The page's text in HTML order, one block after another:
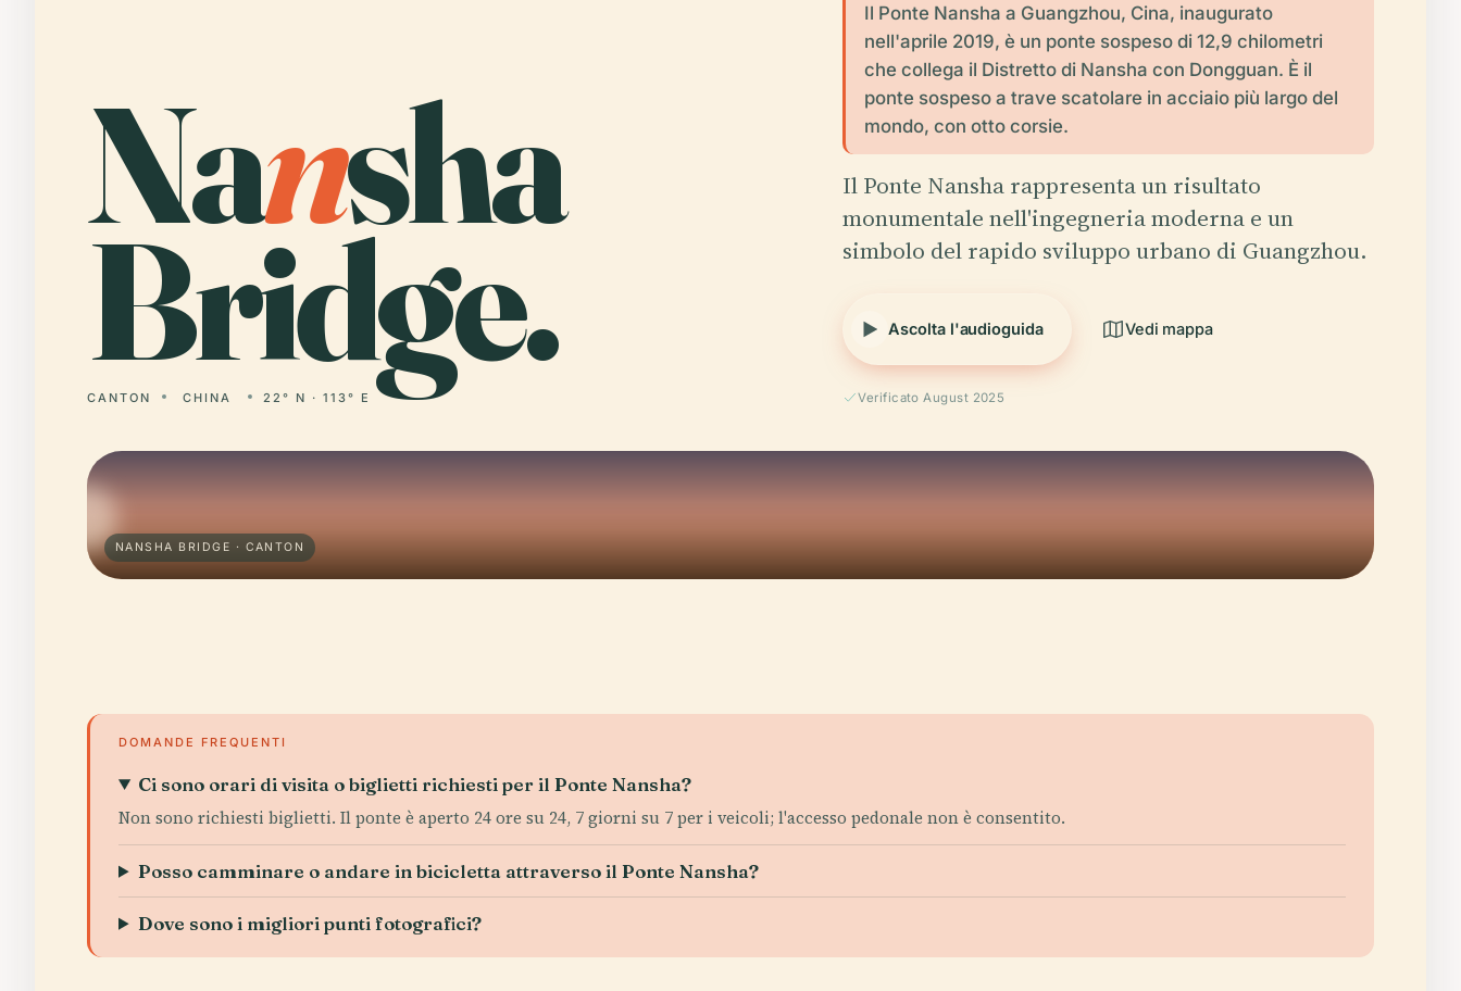
Nansha
Bridge.
CANTON CHINA 22° N · 113° E
Il Ponte Nansha a Guangzhou, Cina, inaugurato
nell'aprile 2019, è un ponte sospeso di 12,9 chilometri
che collega il Distretto di Nansha con Dongguan. È il
ponte sospeso a trave scatolare in acciaio più largo del
mondo, con otto corsie.
Il Ponte Nansha rappresenta un risultato
monumentale nell'ingegneria moderna e un
simbolo del rapido sviluppo urbano di Guangzhou.
Ascolta l'audioguida Vedi mappa
Verificato August 2025
NANSHA BRIDGE · CANTON
DOMANDE FREQUENTI
Ci sono orari di visita o biglietti richiesti per il Ponte Nansha?
Non sono richiesti biglietti. Il ponte è aperto 24 ore su 24, 7 giorni su 7 per i veicoli; l'accesso pedonale non è consentito.
Posso camminare o andare in bicicletta attraverso il Ponte Nansha?
Dove sono i migliori punti fotografici?